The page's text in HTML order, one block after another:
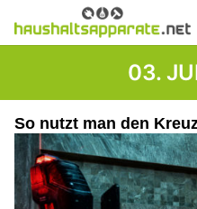
03.
So nutzt man den